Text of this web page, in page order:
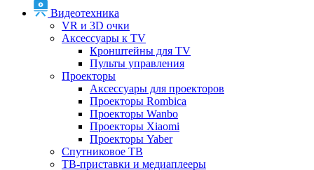
Видеотехника
VR и 3D очки
Аксессуары к TV
Кронштейны для TV
Пульты управления
Проекторы
Аксессуары для проекторов
Проекторы Rombica
Проекторы Wanbo
Проекторы Xiaomi
Проекторы Yaber
Спутниковое ТВ
ТВ-приставки и медиаплееры